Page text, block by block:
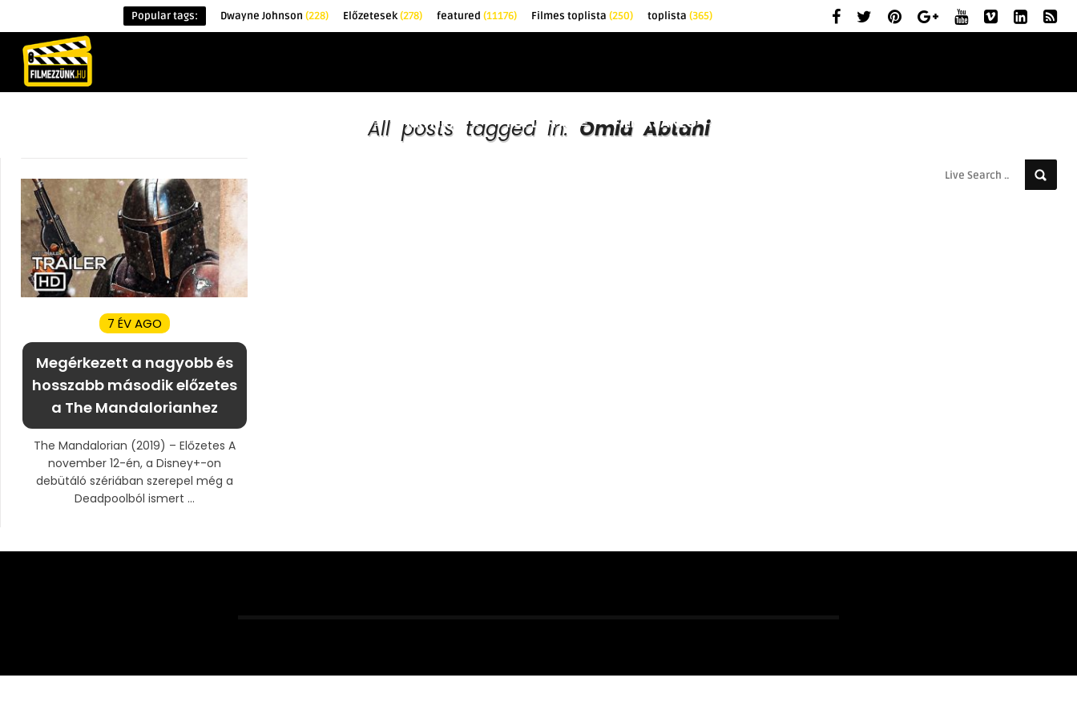
Popular tags: Dwayne Johnson (228) Előzetesek(278) featured (11176) Filmes toplista (250) toplista (365)
KRITIKÁK TOPLISTÁK FILMAJÁNLÓ
All posts tagged in: Omid Abtahi
7 ÉV AGO
Megérkezett a nagyobb és
hosszabb második előzetes
a The Mandalorianhez
The Mandalorian (2019) – Előzetes A
november 12-én, a Disney+-on
debütáló szériában szerepel még a
Deadpoolból ismert ...